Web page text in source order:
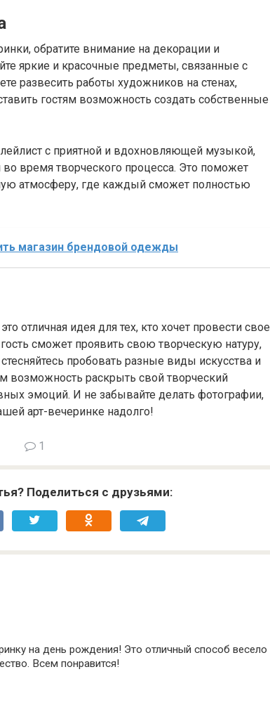
обратите внимание на декорации и
яркие и красочные предметы, связанные с
развесить работы художников на стенах,
гостям возможность создать собственные
с приятной и вдохновляющей музыкой,
во время творческого процесса. Это поможет
атмосферу, где каждый сможет полностью
магазин брендовой одежды
отличная идея для тех, кто хочет провести свое
сможет проявить свою творческую натуру,
пробовать разные виды искусства и
возможность раскрыть свой творческий
эмоций. И не забывайте делать фотографии,
арт-вечеринке надолго!
1
Поделиться с друзьями:
на день рождения! Это отличный способ весело
Всем понравится!